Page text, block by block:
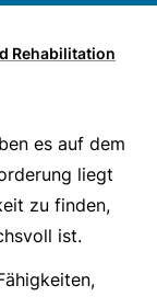
Rehabilitation
es auf dem
liegt
zu finden,
ist.